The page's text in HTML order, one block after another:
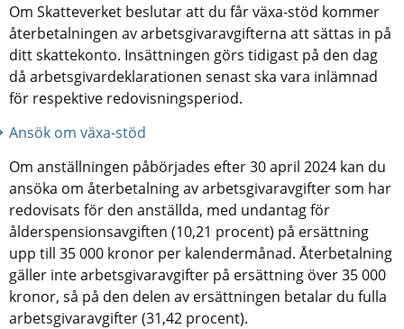
Om Skatteverket beslutar att du får växa-stöd kommer
återbetalningen av arbetsgivaravgifterna att sättas in på
ditt skattekonto. Insättningen görs tidigast på den dag
då arbetsgivardeklarationen senast ska vara inlämnad
för respektive redovisningsperiod.
Ansök om växa-stöd
Om anställningen påbörjades efter 30 april 2024 kan du
ansöka om återbetalning av arbetsgivaravgifter som har
redovisats för den anställda, med undantag för
ålderspensionsavgiften (10,21 procent) på ersättning
upp till 35 000 kronor per kalendermånad. Återbetalning
gäller inte arbetsgivaravgifter på ersättning över 35 000
kronor, så på den delen av ersättningen betalar du fulla
arbetsgivaravgifter (31,42 procent).